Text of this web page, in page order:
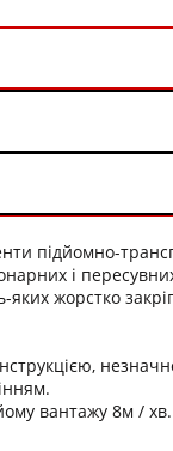
підйомно-
і
яких жорстко
вантажу 8м / хв.